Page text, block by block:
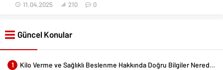
11.04.2025 210 0
Güncel Konular
1 Kilo Verme ve Sağlıklı Beslenme Hakkında Doğru Bilgiler Nerede Bulunur?